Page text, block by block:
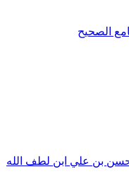
الصحيح
بن علي ابن لطف الله